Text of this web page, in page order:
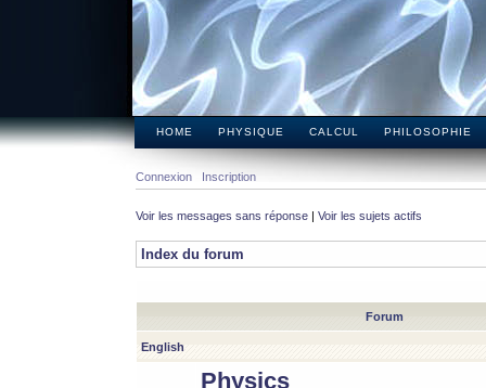
HOME PHYSIQUE CALCUL PHILOSOPHIE
Connexion Inscription
Voir les messages sans réponse | Voir les sujets actifs
Index du forum
Forum
English
Physics